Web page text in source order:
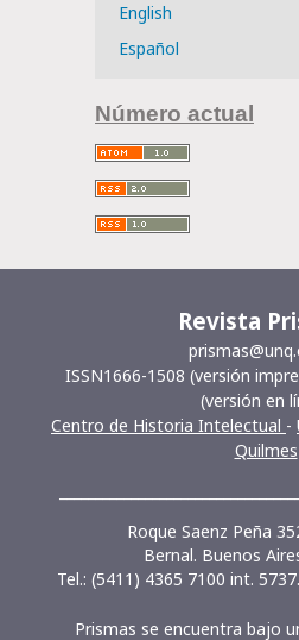
English
Español
Número actual
Revista
ISSN1666-1508 (versión
(versión en
Centro de Historia Intelectual -
Quilmes
Roque Saenz Peña
Bernal. Buenos
Tel.: (5411) 4365 7100 int.
Prismas se encuentra bajo